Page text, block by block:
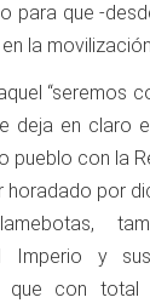
para que -
la
“seremos
deja en claro
pueblo con la
horadado por
Imperio y
que con total